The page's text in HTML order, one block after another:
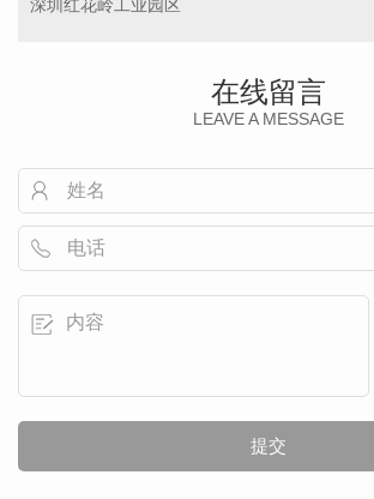
深圳红花岭工业园区
在线留言
LEAVE A MESSAGE